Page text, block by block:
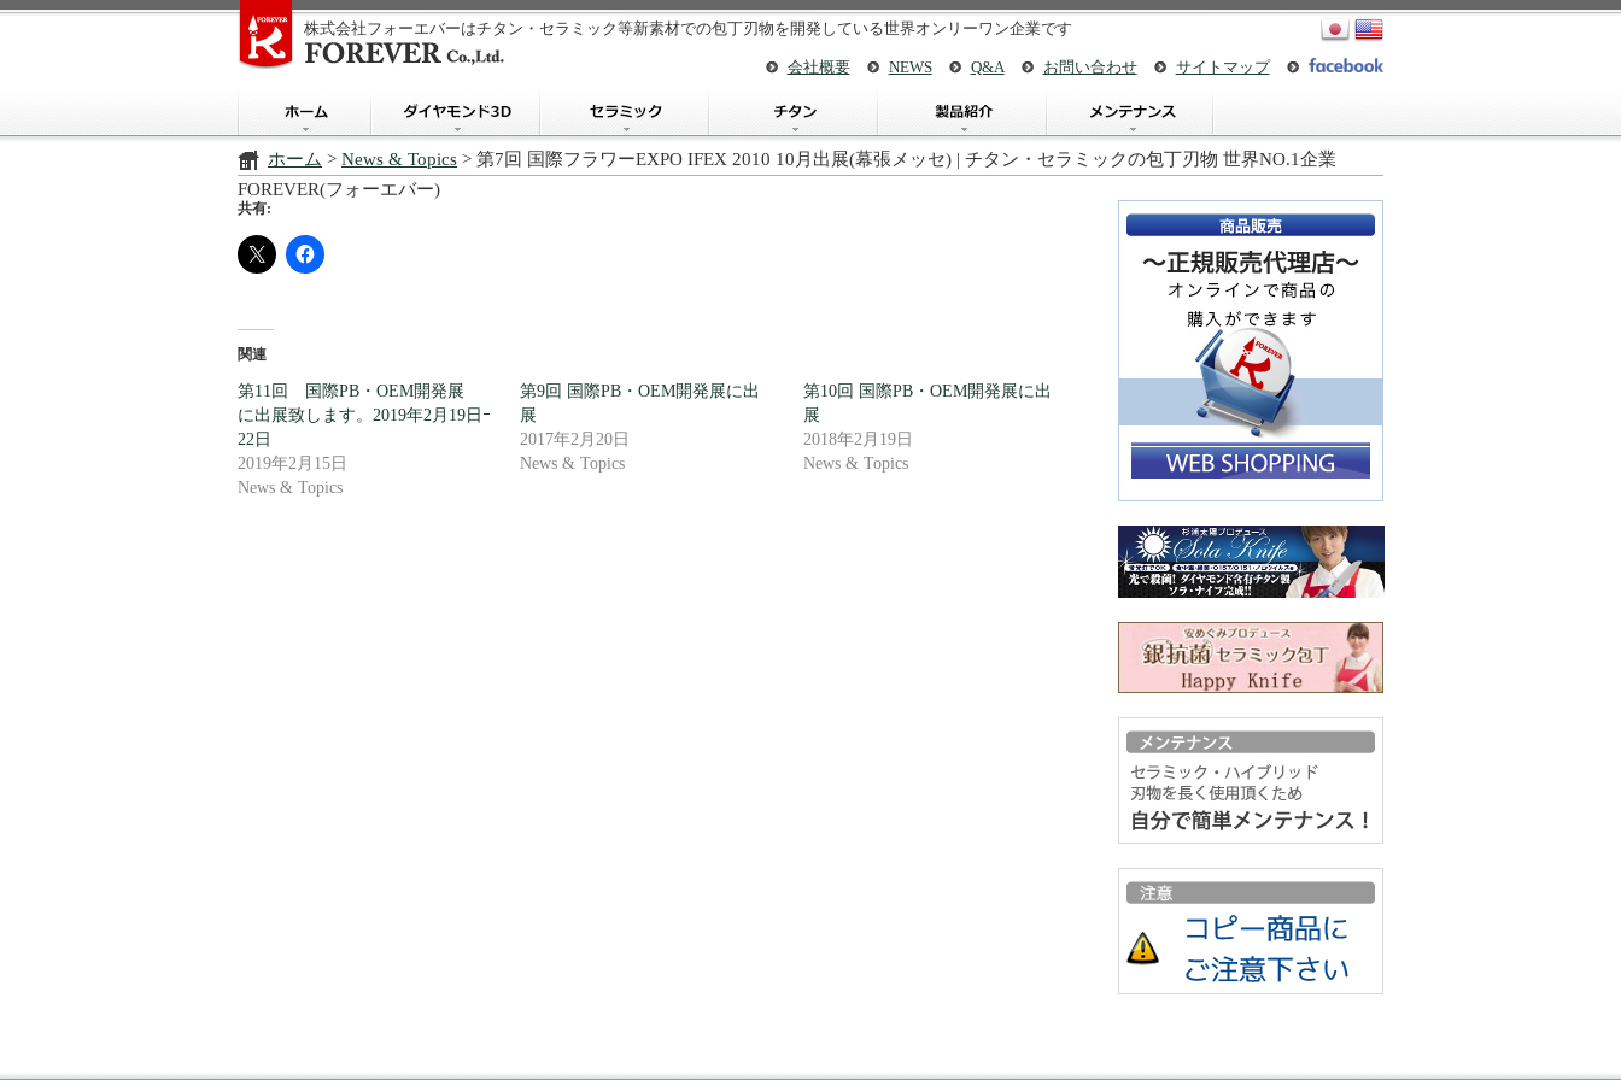
株式会社フォーエバーはチタン・セラミック等新素材での包丁刃物を開発している世界オンリーワン企業です
会社概要 NEWS Q&A お問い合わせ サイトマップ
ホーム > News & Topics > 第7回 国際フラワーEXPO IFEX 2010 10月出展(幕張メッセ) | チタン・セラミックの包丁刃物 世界NO.1企業
FOREVER(フォーエバー)
共有:
関連
第11回 国際PB・OEM開発展
に出展致します。2019年2月19日ｰ
22日
2019年2月15日
News & Topics
第9回 国際PB・OEM開発展に出
展
2017年2月20日
News & Topics
第10回 国際PB・OEM開発展に出
展
2018年2月19日
News & Topics